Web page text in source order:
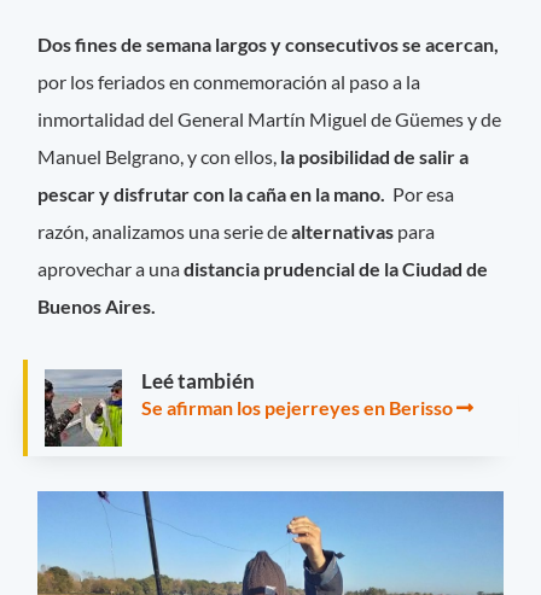
Dos fines de semana largos y consecutivos se acercan,
por los feriados en conmemoración al paso a la
inmortalidad del General Martín Miguel de Güemes y de
Manuel Belgrano, y con ellos, la posibilidad de salir a
pescar y disfrutar con la caña en la mano. Por esa
razón, analizamos una serie dealternativas para
aprovechar a unadistancia prudencial de la Ciudad de
Buenos Aires.
Leé también
Se afirman los pejerreyes en Berisso